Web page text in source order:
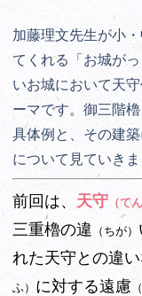
加藤理文先生が小
てくれる「お城がっ
いお城において天
ーマです。 御三階
具体例と、その建
について見ていきま
前回は、 天守 （て
三重櫓の違 （ちが）
れた天守との違
ふ） に対する遠慮